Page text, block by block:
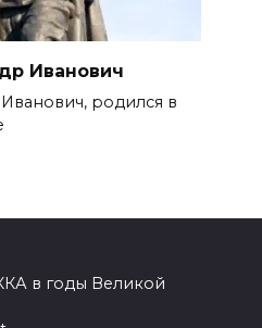
Иванович
родился в
в годы Великой